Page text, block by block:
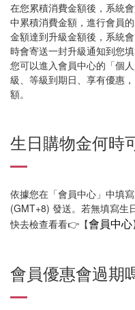
在您累積消費金額後，系統
中累積消費金額，進行會員
金額達到升級金額後，系統
時會寄送一封升級通知到您
您可以進入會員中心的「個
級、等級到期日、享有優惠
額。
生日購物金何時
依據您在「會員中心」中填
(GMT+8) 發送。若無填寫生
快去檢查看看👉【會員中心
會員優惠會過期